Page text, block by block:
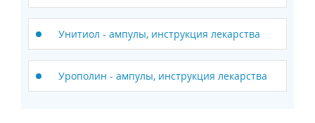
Унитиол - ампулы, инструкция лекарства
Урополин - ампулы, инструкция лекарства